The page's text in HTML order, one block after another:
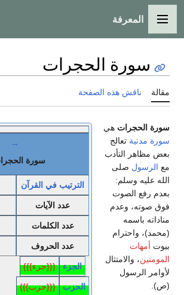
القائمة الرئيسية
المعرفة
سورة الحجرات
مقالة ناقش هذه الصفحة
→
سورة
الترتيب في القرآن
عدد الآيات
عدد الكلمات
عدد الحروف
الجزء {{{جزء}}}
الحزب {{{حزب}}}
سورة الحجرات هي
سورة مدنية تعالج
بعض مظاهر التأدب
مع الرسول صلى
الله عليه وسلم:
بعدم رفع الصوت
فوق صوته، وعدم
مناداته باسمه
(محمد)، واحترام
بيوت أمهات
المومنين، والامتثال
لأوامر الرسول
(ص).